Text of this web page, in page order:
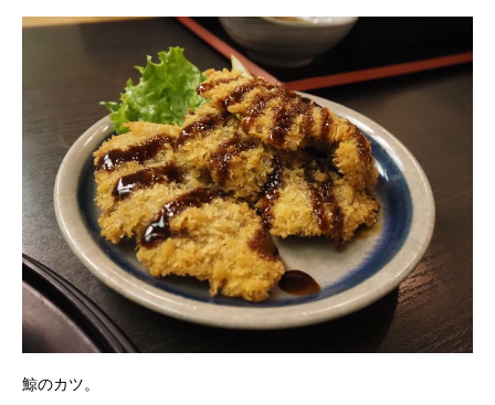
鯨のカツ。